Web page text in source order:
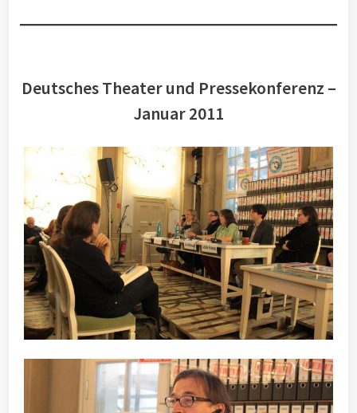
Deutsches Theater und Pressekonferenz –
Januar 2011